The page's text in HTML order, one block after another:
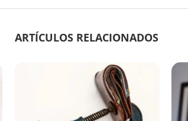
ARTÍCULOS RELACIONADOS